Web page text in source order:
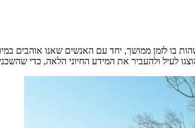
בו לזמן ממושך, יחד עם האנשים שאנו אוהבים
לעיל ולהעביר את המידע החיוני הלאה, כדי